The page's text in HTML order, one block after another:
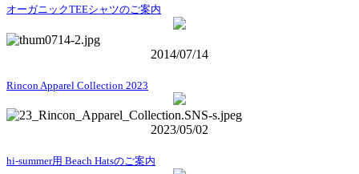
オーガニックTEEシャツのご案内
2014/07/14
Rincon Apparel Collection 2023
2023/05/02
hi-summer用 Beach Hatsのご案内